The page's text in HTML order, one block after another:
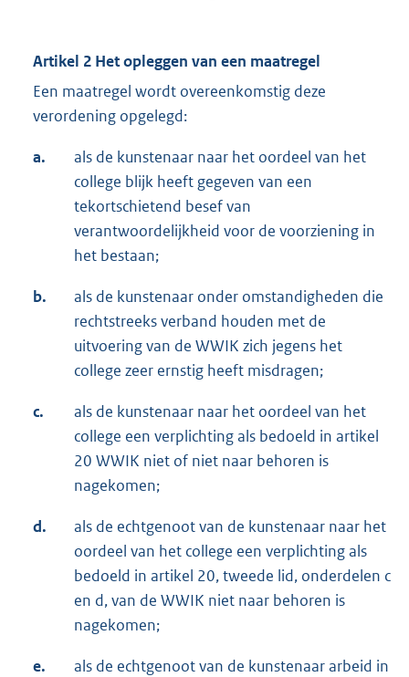
Artikel 2 Het opleggen van een maatregel
Een maatregel wordt overeenkomstig deze
verordening opgelegd:
a.
als de kunstenaar naar het oordeel van het
college blijk heeft gegeven van een
tekortschietend besef van
verantwoordelijkheid voor de voorziening in
het bestaan;
b.
als de kunstenaar onder omstandigheden die
rechtstreeks verband houden met de
uitvoering van de WWIK zich jegens het
college zeer ernstig heeft misdragen;
c.
als de kunstenaar naar het oordeel van het
college een verplichting als bedoeld in artikel
20 WWIK niet of niet naar behoren is
nagekomen;
d.
als de echtgenoot van de kunstenaar naar het
oordeel van het college een verplichting als
bedoeld in artikel 20, tweede lid, onderdelen c
en d, van de WWIK niet naar behoren is
nagekomen;
e.
als de echtgenoot van de kunstenaar arbeid in